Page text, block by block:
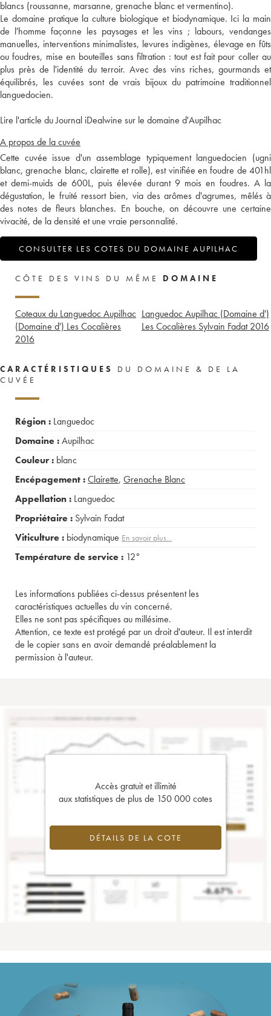
blancs (roussanne, marsanne, grenache blanc et vermentino).
Le domaine pratique la culture biologique et biodynamique. Ici la main
de l'homme façonne les paysages et les vins ; labours, vendanges
manuelles, interventions minimalistes, levures indigènes, élevage en fûts
ou foudres, mise en bouteilles sans filtration : tout est fait pour coller au
plus près de l'identité du terroir. Avec des vins riches, gourmands et
équilibrés, les cuvées sont de vrais bijoux du patrimoine traditionnel
languedocien.
Lire l'article du Journal iDealwine sur le domaine d'Aupilhac
A propos de la cuvée
Cette cuvée issue d'un assemblage typiquement languedocien (ugni
blanc, grenache blanc, clairette et rolle), est vinifiée en foudre de 401hl
et demi-muids de 600L, puis élevée durant 9 mois en foudres. A la
dégustation, le fruité ressort bien, via des arômes d'agrumes, mêlés à
des notes de fleurs blanches. En bouche, on découvre une certaine
vivacité, de la densité et une vraie personnalité.
CONSULTER LES COTES DU DOMAINE AUPILHAC
CÔTE DES VINS DU MÊME DOMAINE
Coteaux du Languedoc Aupilhac
(Domaine d') Les Cocalières
2016
Languedoc Aupilhac (Domaine d')
Les Cocalières Sylvain Fadat 2016
CARACTÉRISTIQUES
DU DOMAINE & DE LA
CUVÉE
Région : Languedoc
Domaine :Aupilhac
Couleur : blanc
Encépagement :Clairette, Grenache Blanc
Appellation : Languedoc
Propriétaire : Sylvain Fadat
Viticulture : biodynamique En savoir plus...
Température de service : 12°
Les informations publiées ci-dessus présentent les
caractéristiques actuelles du vin concerné.
Elles ne sont pas spécifiques au millésime.
Attention, ce texte est protégé par un droit d'auteur. Il est interdit
de le copier sans en avoir demandé préalablement la
permission à l'auteur.
Accès gratuit et illimité
aux statistiques de plus de 150 000 cotes
DÉTAILS DE LA COTE